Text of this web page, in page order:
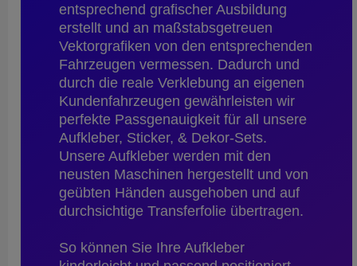
entsprechend grafischer Ausbildung
erstellt und an maßstabsgetreuen
Vektorgrafiken von den entsprechenden
Fahrzeugen vermessen. Dadurch und
durch die reale Verklebung an eigenen
Kundenfahrzeugen gewährleisten wir
perfekte Passgenauigkeit für all unsere
Aufkleber, Sticker, & Dekor-Sets.
Unsere Aufkleber werden mit den
neusten Maschinen hergestellt und von
geübten Händen ausgehoben und auf
durchsichtige Transferfolie übertragen.
So können Sie Ihre Aufkleber